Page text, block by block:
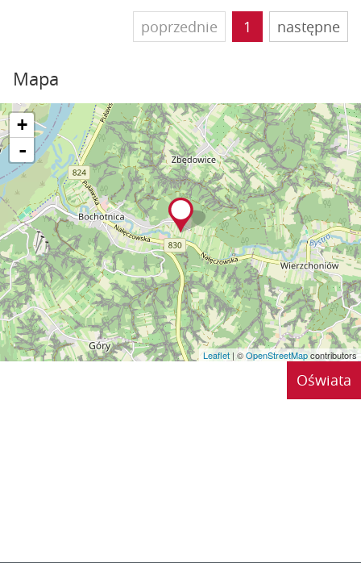
poprzednie 1 następne
Mapa
+
-
Leaflet | ©OpenStreetMapcontributors
Oświata